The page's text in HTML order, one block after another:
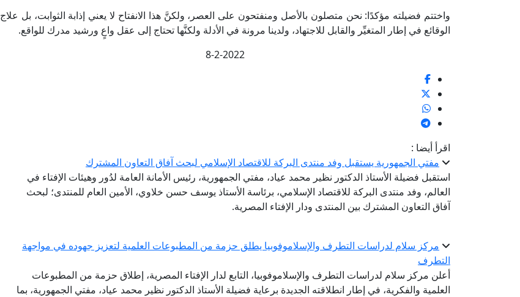
واختتم فضيلته مؤكدًا: نحن متصلون بالأصل ومنفتحون على العصر، ولكنَّ هذا الانفتاح لا يعني إذابة الثوابت، بل علاج
الوقائع في إطار المتغيِّر والقابل للاجتهاد، ولدينا مرونة في الأدلة ولكنَّها تحتاج إلى عقل واعٍ ورشيد مدرك للواقع.
8-2-2022
اقرأ أيضا :
مفتي الجمهورية يستقبل وفد منتدى البركة للاقتصاد الإسلامي لبحث آفاق التعاون المشترك
استقبل فضيلة الأستاذ الدكتور نظير محمد عياد، مفتي الجمهورية، رئيس الأمانة العامة لدُور وهيئات الإفتاء في
العالم، وفد منتدى البركة للاقتصاد الإسلامي، برئاسة الأستاذ يوسف حسن خلاوي، الأمين العام للمنتدى؛ لبحث
آفاق التعاون المشترك بين المنتدى ودار الإفتاء المصرية.
مركز سلام لدراسات التطرف والإسلاموفوبيا يطلق حزمة من المطبوعات العلمية لتعزيز جهوده في مواجهة
التطرف
أعلن مركز سلام لدراسات التطرف والإسلاموفوبيا، التابع لدار الإفتاء المصرية، إطلاق حزمة من المطبوعات
العلمية والفكرية، في إطار انطلاقته الجديدة برعاية فضيلة الأستاذ الدكتور نظير محمد عياد، مفتي الجمهورية، بما